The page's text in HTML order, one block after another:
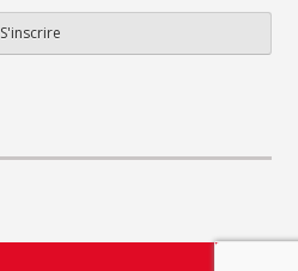
S'inscrire